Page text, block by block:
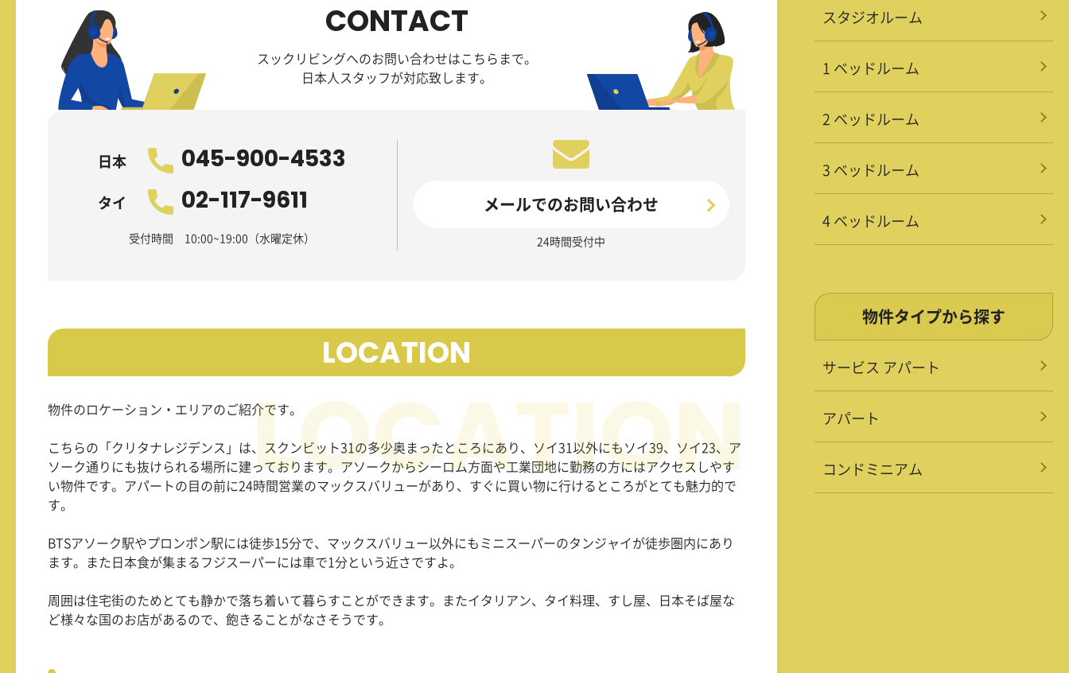
CONTACT
スックリビングへのお問い合わせはこちらまで。
日本人スタッフが対応致します。
日本 045-900-4533
タイ 02-117-9611
受付時間 10:00~19:00（水曜定休）
メールでのお問い合わせ
24時間受付中
LOCATION
物件のロケーション・エリアのご紹介です。
こちらの「クリタナレジデンス」は、スクンビット31 の多少奥まったところにあり、ソイ31 以外にもソイ39、ソイ23、ア
ソーク通りにも抜けられる場所に建っております。アソークからシーロム方面や工業団地に勤務の方にはアクセスしやす
い物件です。アパートの目の前に24時間営業のマックスバリューがあり、すぐに買い物に行けるところがとても魅力的で
す。
BTSアソーク駅やプロンポン駅には徒歩15分で、マックスバリュー以外にもミニスーパーのタンジャイが徒歩圏内にあり
ます。また日本食が集まるフジスーパーには車で1 分という近さですよ。
周囲は住宅街のためとても静かで落ち着いて暮らすことができます。またイタリアン、タイ料理、すし屋、日本そば屋な
ど様々な国のお店があるので、飽きることがなさそうです。
スタジオルーム
1 ベッドルーム
2 ベッドルーム
3 ベッドルーム
4 ベッドルーム
物件タイプから探す
サービス アパート
アパート
コンドミニアム